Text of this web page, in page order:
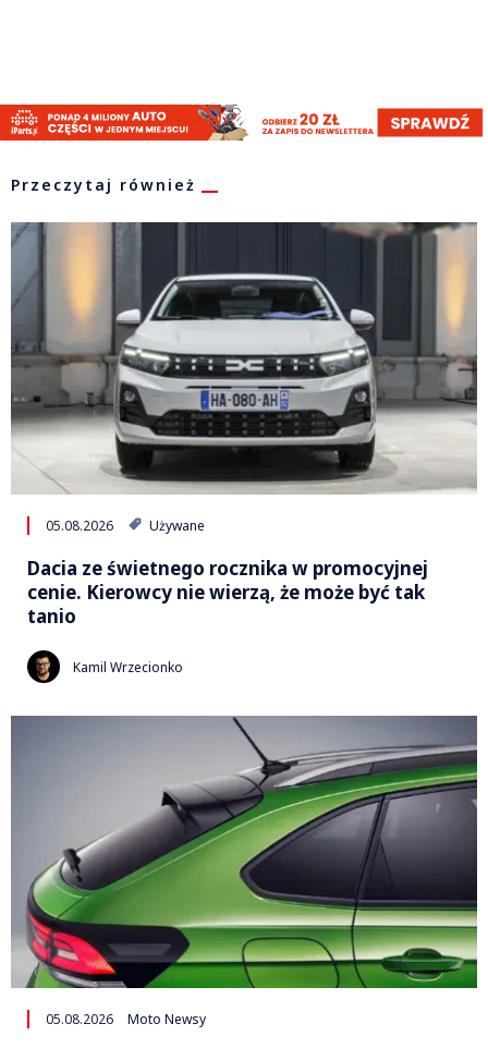
Przeczytaj również
05.08.2026 Używane
Dacia ze świetnego rocznika w promocyjnej
cenie. Kierowcy nie wierzą, że może być tak
tanio
Kamil Wrzecionko
05.08.2026 Moto Newsy